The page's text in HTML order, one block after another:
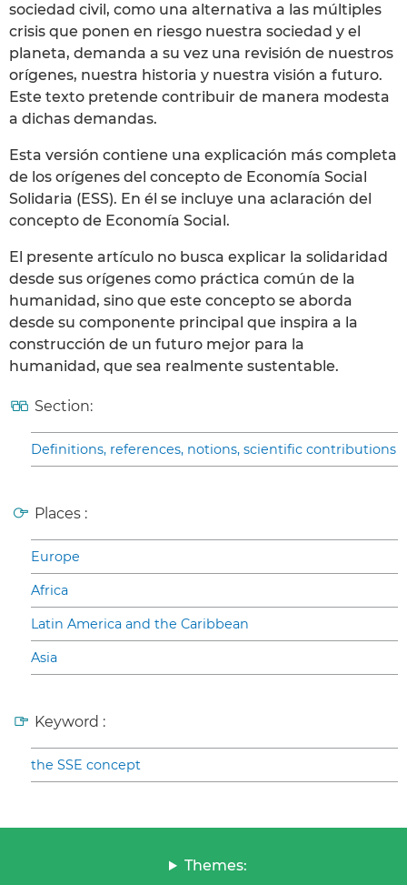
sociedad civil, como una alternativa a las múltiples
crisis que ponen en riesgo nuestra sociedad y el
planeta, demanda a su vez una revisión de nuestros
orígenes, nuestra historia y nuestra visión a futuro.
Este texto pretende contribuir de manera modesta
a dichas demandas.
Esta versión contiene una explicación más completa
de los orígenes del concepto de Economía Social
Solidaria (ESS). En él se incluye una aclaración del
concepto de Economía Social.
El presente artículo no busca explicar la solidaridad
desde sus orígenes como práctica común de la
humanidad, sino que este concepto se aborda
desde su componente principal que inspira a la
construcción de un futuro mejor para la
humanidad, que sea realmente sustentable.
Section:
Definitions, references, notions, scientific contributions
Places :
Europe
Africa
Latin America and the Caribbean
Asia
Keyword :
the SSE concept
Themes: